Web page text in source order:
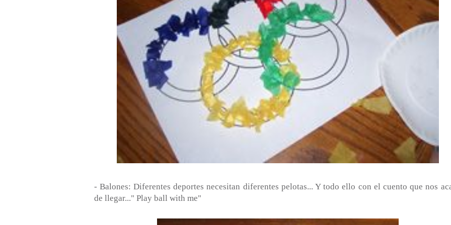
- Balones: Diferentes deportes necesitan diferentes pelotas... Y todo ello con el cuento que nos
de llegar..." Play ball with me"